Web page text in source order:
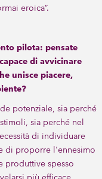
eroica”.
pilota: pensate
di avvicinare
unisce piacere,
potenziale, sia perché
sia perché nel
di individuare
di proporre l'ennesimo
produttive spesso